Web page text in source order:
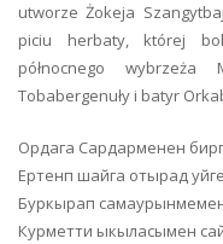
utworze Żokeja
piciu herbaty, której
północnego
Tobabergenuły i batyr
Ордага Сардарменен
Ертенп шайга отырад
Буркырап
Курметти ыкыласымен